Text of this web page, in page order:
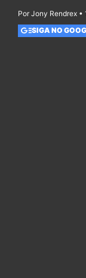
Por Jony Rendrex
SIGA NO